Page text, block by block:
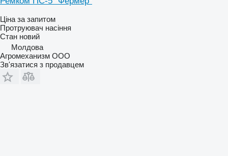
Ціна за запитом
Протруювач насіння
Стан новий
Молдова
Агромеханизм ООО
Зв'язатися з продавцем